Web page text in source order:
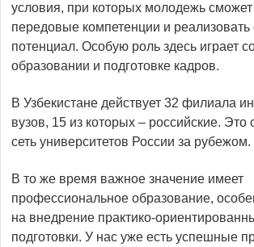
условия, при которых молодежь сможет
передовые компетенции и реализовать
потенциал. Особую роль здесь играет
образовании и подготовке кадров.
В Узбекистане действует 32 филиала
вузов, 15 из которых – российские. Это
сеть университетов России за рубежом.
В то же время важное значение имеет
профессиональное образование,
на внедрение практико-
подготовки. У нас уже есть успешные